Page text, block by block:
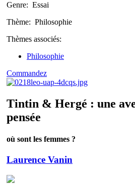
Genre: Essai
Thème: Philosophie
Thèmes associés:
Philosophie
Commandez
Tintin & Hergé : une
pensée
où sont les femmes ?
Laurence Vanin